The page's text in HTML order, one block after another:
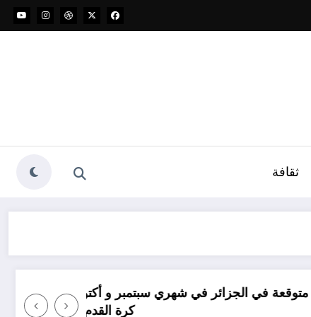
ثقافة
في شهري سبتمبر و أكتوبر .. توقعات مناخ خريف 2026 الجزائر
كرة القدم جنون اجتماعي